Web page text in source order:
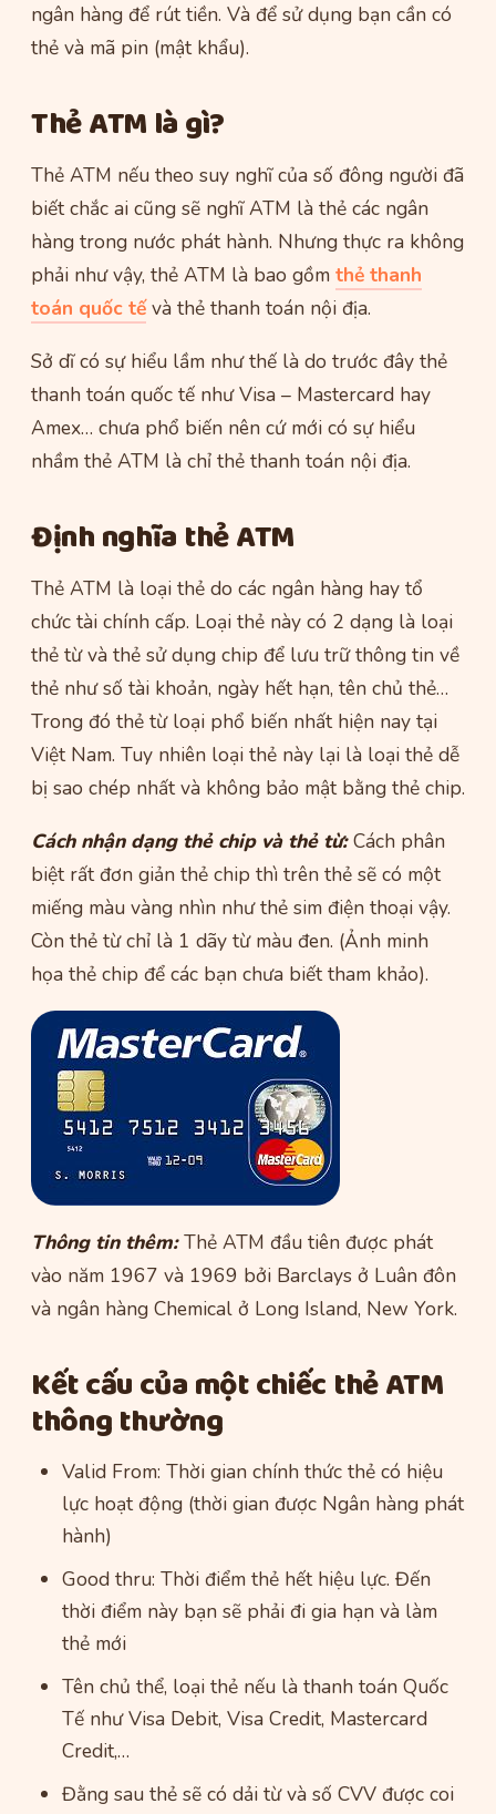
ngân hàng để rút tiền. Và để sử dụng bạn cần có
thẻ và mã pin (mật khẩu).
Thẻ ATM là gì?
Thẻ ATM nếu theo suy nghĩ của số đông người đã
biết chắc ai cũng sẽ nghĩ ATM là thẻ các ngân
hàng trong nước phát hành. Nhưng thực ra không
phải như vậy, thẻ ATM là bao gồm thẻ thanh
toán quốc tếvà thẻ thanh toán nội địa.
Sở dĩ có sự hiểu lầm như thế là do trước đây thẻ
thanh toán quốc tế như Visa – Mastercard hay
Amex… chưa phổ biến nên cứ mới có sự hiểu
nhầm thẻ ATM là chỉ thẻ thanh toán nội địa.
Định nghĩa thẻ ATM
Thẻ ATM là loại thẻ do các ngân hàng hay tổ
chức tài chính cấp. Loại thẻ này có 2 dạng là loại
thẻ từ và thẻ sử dụng chip để lưu trữ thông tin về
thẻ như số tài khoản, ngày hết hạn, tên chủ thẻ…
Trong đó thẻ từ loại phổ biến nhất hiện nay tại
Việt Nam. Tuy nhiên loại thẻ này lại là loại thẻ dễ
bị sao chép nhất và không bảo mật bằng thẻ chip.
Cách nhận dạng thẻ chip và thẻ từ:Cách phân
biệt rất đơn giản thẻ chip thì trên thẻ sẽ có một
miếng màu vàng nhìn như thẻ sim điện thoại vậy.
Còn thẻ từ chỉ là 1 dãy từ màu đen. (Ảnh minh
họa thẻ chip để các bạn chưa biết tham khảo).
Thông tin thêm:Thẻ ATM đầu tiên được phát
vào năm 1967 và 1969 bởi Barclays ở Luân đôn
và ngân hàng Chemical ở Long Island, New York.
Kết cấu của một chiếc thẻ ATM
thông thường
Valid From: Thời gian chính thức thẻ có hiệu
lực hoạt động (thời gian được Ngân hàng phát
hành)
Good thru: Thời điểm thẻ hết hiệu lực. Đến
thời điểm này bạn sẽ phải đi gia hạn và làm
thẻ mới
Tên chủ thể, loại thẻ nếu là thanh toán Quốc
Tế như Visa Debit, Visa Credit, Mastercard
Credit,…
Đằng sau thẻ sẽ có dải từ và số CVV được coi